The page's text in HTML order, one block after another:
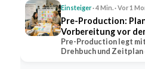
Einsteiger· 4 Min. · Vor 1
Pre-Production:
Vorbereitung vor
Pre-Production legt
Drehbuch und Zeitplan